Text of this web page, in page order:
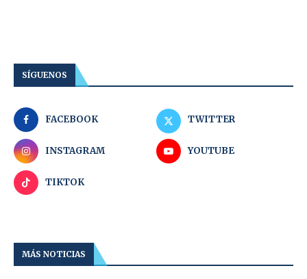
SÍGUENOS
FACEBOOK TWITTER
INSTAGRAM YOUTUBE
TIKTOK
MÁS NOTICIAS